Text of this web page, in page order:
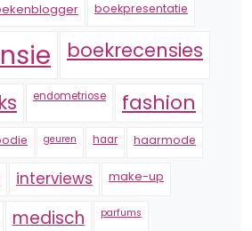
boekpresentatie
boekrecensies
endometriose fashion
geuren haar haarmode
interviews make-up
medisch parfums